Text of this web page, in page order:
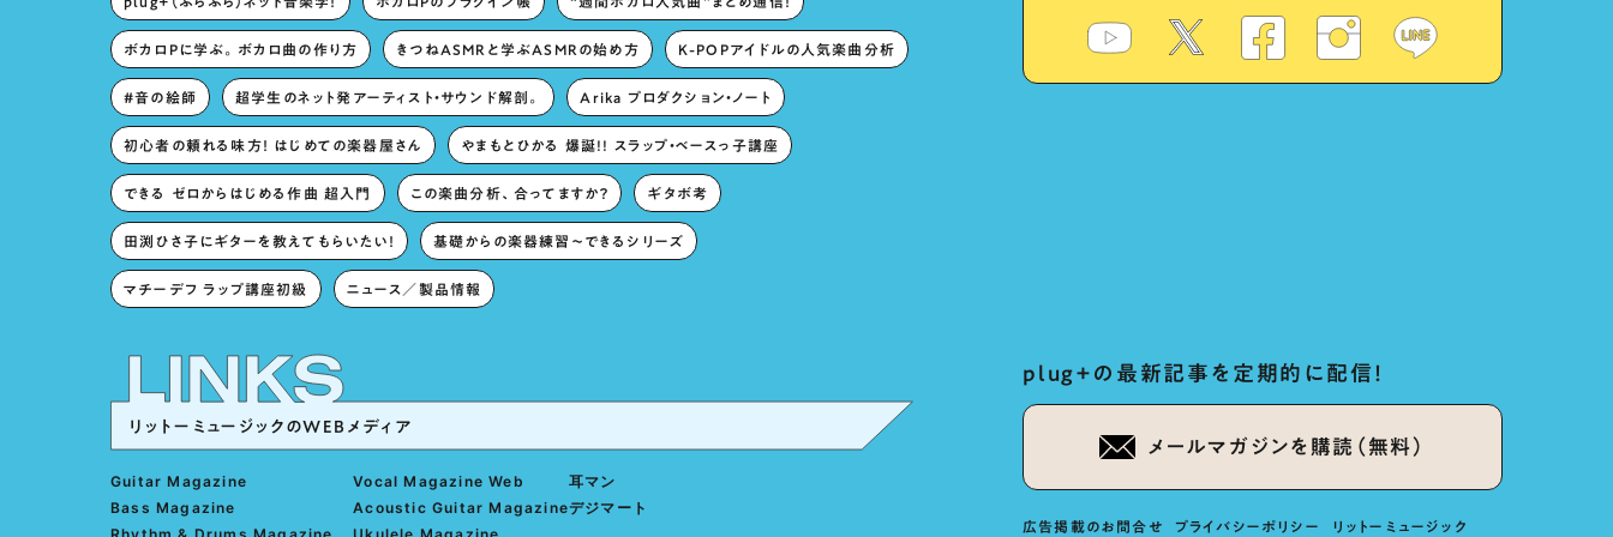
ボカロPに学ぶ。ボカロ曲の作り方 きつねASMRと学ぶASMRの始め方 K-POPアイドルの人気楽曲分析
#音の絵師 超学生のネット発アーティスト・サウンド解剖。 Arika プロダクション・ノート
初心者の頼れる味方！ はじめての楽器屋さん やまもとひかる 爆誕!! スラップ・ベースっ子講座
できる ゼロからはじめる作曲 超入門 この楽曲分析、合ってますか？ ギタボ考
田渕ひさ子にギターを教えてもらいたい！ 基礎からの楽器練習〜できるシリーズ
マチーデフ ラップ講座初級 ニュース／製品情報
リットーミュージックのWEBメディア
Guitar Magazine
Bass Magazine
Vocal Magazine Web
Acoustic Guitar Magazine
耳マン
デジマート
plug+の最新記事を定期的に配信！
メールマガジンを購読（無料）
広告掲載のお問合せ プライバシーポリシー リットーミュージック